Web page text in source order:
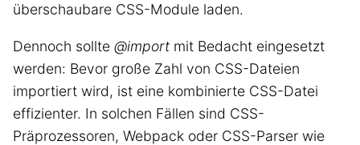
überschaubare CSS-Module laden.
Dennoch sollte @import mit Bedacht eingesetzt
werden: Bevor große Zahl von CSS-Dateien
importiert wird, ist eine kombinierte CSS-Datei
effizienter. In solchen Fällen sind CSS-
Präprozessoren, Webpack oder CSS-Parser wie